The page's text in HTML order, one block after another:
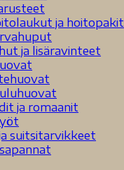
ja hoitopakit
ja lisäravinteet
ja romaanit
suitsitarvikkeet